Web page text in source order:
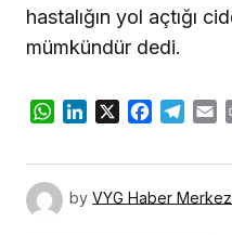
hastalığın yol açtığı
mümkündür dedi.
WhatsApp
LinkedIn
X
by VYG Haber